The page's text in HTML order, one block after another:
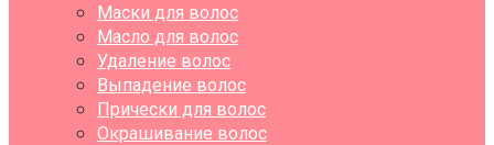
Маски для волос
Масло для волос
Удаление волос
Выпадение волос
Прически для волос
Окрашивание волос